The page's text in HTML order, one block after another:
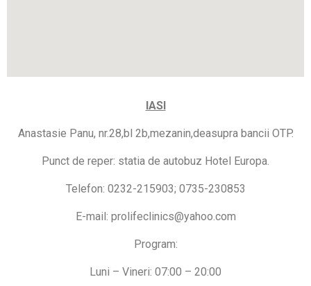
IASI
Anastasie Panu, nr.28,bl 2b,mezanin,deasupra bancii OTP.
Punct de reper: statia de autobuz Hotel Europa.
Telefon: 0232-215903; 0735-230853
E-mail: prolifeclinics@yahoo.com
Program:
Luni – Vineri: 07:00 – 20:00